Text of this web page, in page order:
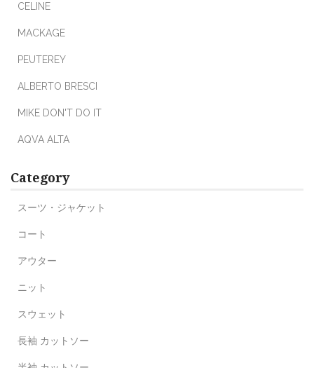
CELINE
MACKAGE
PEUTEREY
ALBERTO BRESCI
MIKE DON'T DO IT
AQVA ALTA
Category
スーツ・ジャケット
コート
アウター
ニット
スウェット
長袖 カットソー